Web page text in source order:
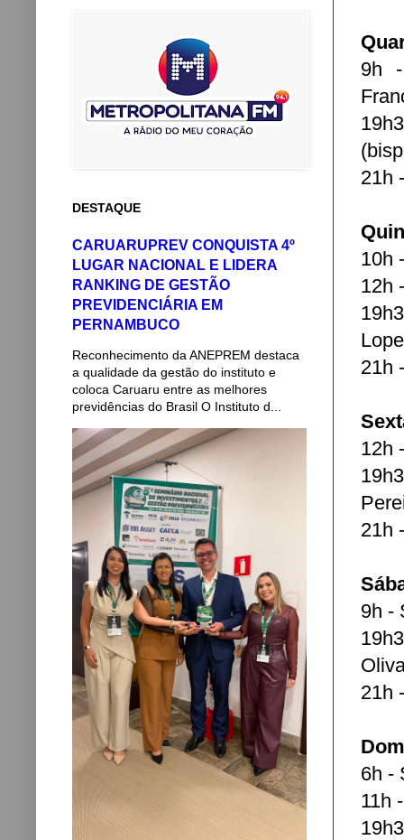
9h
21h
10h
12h
21h
12h
21h
9h -
21h
6h -
11h
DESTAQUE
CARUARUPREV CONQUISTA 4º
LUGAR NACIONAL E LIDERA
RANKING DE GESTÃO
PREVIDENCIÁRIA EM
PERNAMBUCO
Reconhecimento da ANEPREM destaca
a qualidade da gestão do instituto e
coloca Caruaru entre as melhores
previdências do Brasil O Instituto d...